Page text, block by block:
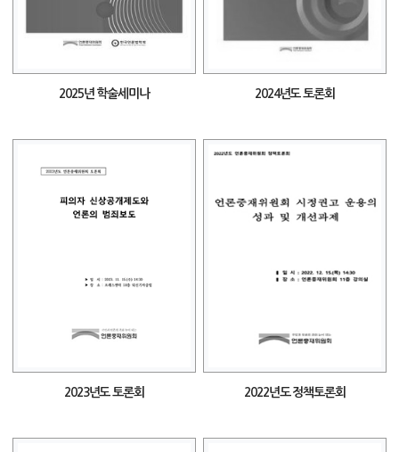
2025년 학술세미나 2024년도 토론회
2023년도 토론회 2022년도 정책토론회